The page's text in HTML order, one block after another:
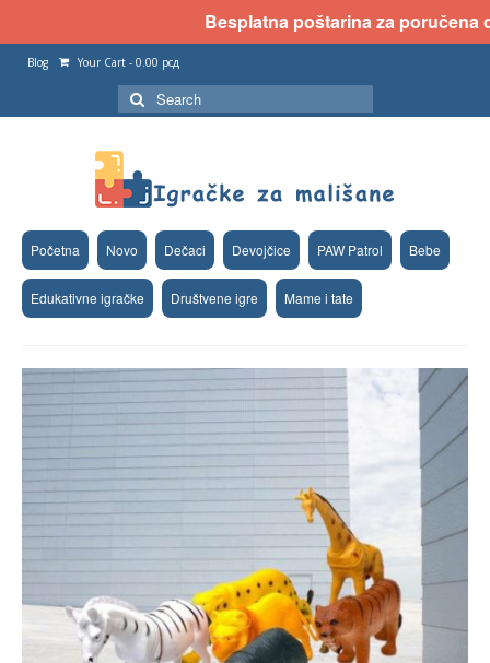
Besplatna poštarina za poručena
Blog Your Cart - 0.00 рсд
Search
for:
Početna Novo Dečaci Devojčice PAW Patrol Bebe
Edukativne igračke Društvene igre Mame i tate